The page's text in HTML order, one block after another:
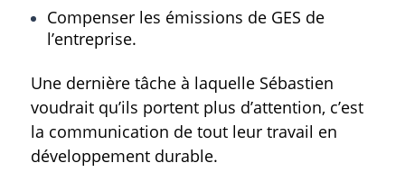
Compenser les émissions de GES de
l’entreprise.
Une dernière tâche à laquelle Sébastien
voudrait qu’ils portent plus d’attention, c’est
la communication de tout leur travail en
développement durable.